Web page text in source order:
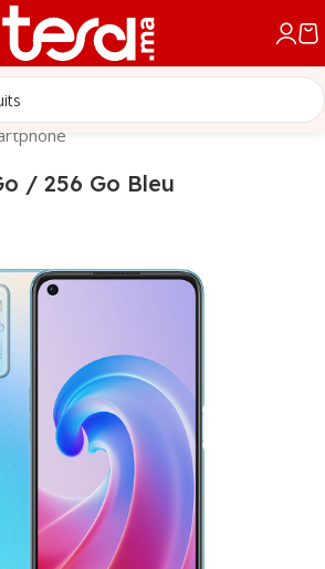
/ 256 Go Bleu